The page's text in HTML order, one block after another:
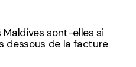
Maldives sont-elles si
dessous de la facture